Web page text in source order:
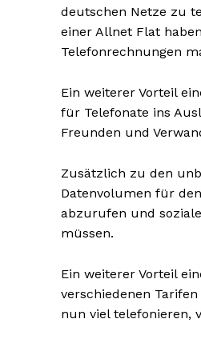
deutschen Netze zu
einer Allnet Flat
Telefonrechnungen
Ein weiterer Vorteil
für Telefonate ins
Freunden und
Zusätzlich zu den
Datenvolumen für
abzurufen und
müssen.
Ein weiterer Vorteil
verschiedenen
nun viel telefonieren,